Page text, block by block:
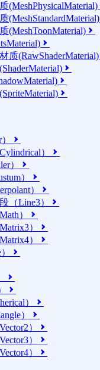
(MeshPhysicalMaterial)
(MeshStandardMaterial)
(MeshToonMaterial) 

质(RawShaderMaterial)




） 
） 
） 
） 
（Line3） 
） 
） 
） 



） 
） 
） 
） 
） 